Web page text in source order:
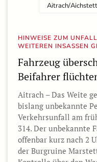
Aitrach/
HINWEISE ZUM
WEITEREN INSASSEN
Fahrzeug
Beifahrer
Aitrach – Das Weite
bislang unbekannte
Verkehrsunfall am
314. Der unbekannte
offenbar kurz nach 2
der Burgruine